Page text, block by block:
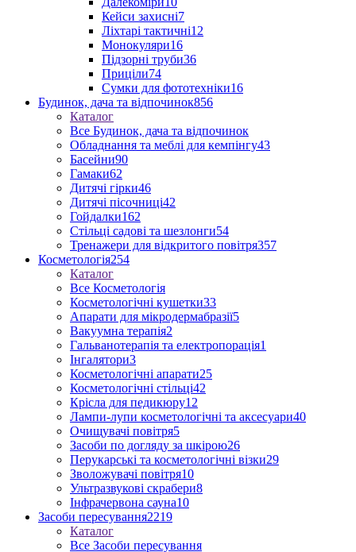
Кейси захисні7
Ліхтарі тактичні12
Монокуляри16
Підзорні труби36
Приціли74
Сумки для фототехніки16
Будинок, дача та відпочинок856
Каталог
Все Будинок, дача та відпочинок
Обладнання та меблі для кемпінгу43
Басейни90
Гамаки62
Дитячі гірки46
Дитячі пісочниці42
Гойдалки162
Стільці садові та шезлонги54
Тренажери для відкритого повітря357
Косметологія254
Каталог
Все Косметологія
Косметологічні кушетки33
Апарати для мікродермабразії5
Вакуумна терапія2
Гальванотерапія та електропорація1
Інгалятори3
Косметологічні апарати25
Косметологічні стільці42
Крісла для педикюру12
Лампи-лупи косметологічні та аксесуари40
Очищувачі повітря5
Засоби по догляду за шкірою26
Перукарські та косметологічні візки29
Зволожувачі повітря10
Ультразвукові скрабери8
Інфрачервона сауна10
Засоби пересування2219
Каталог
Все Засоби пересування